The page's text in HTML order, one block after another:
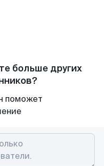
больше других
поможет